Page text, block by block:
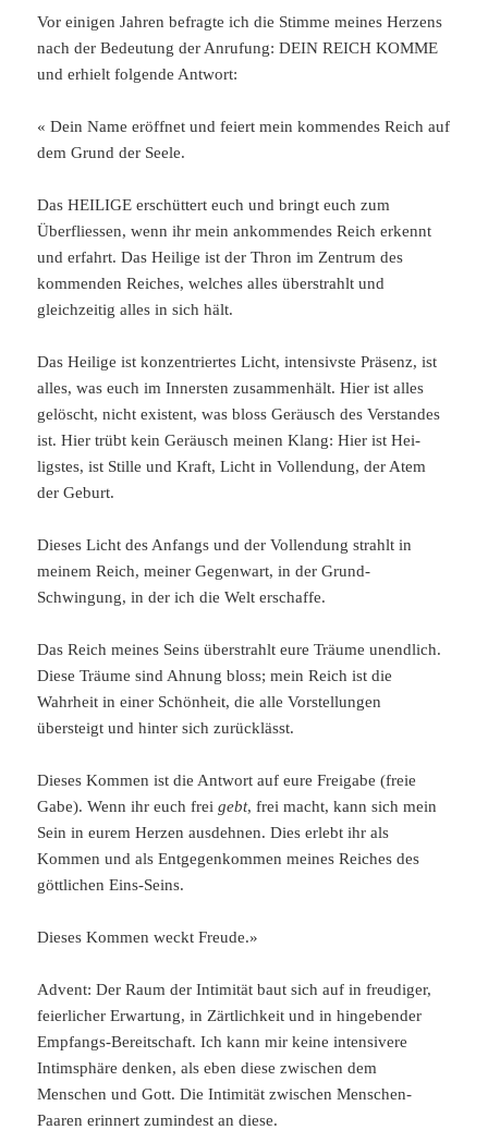
Vor einigen Jahren befragte ich die Stimme meines Herzens
nach der Bedeutung der Anrufung: DEIN REICH KOMME
und erhielt folgende Antwort:
« Dein Name eröffnet und feiert mein kommendes Reich auf
dem Grund der See­le.
Das HEILIGE erschüttert euch und bringt euch zum
Überfliessen, wenn ihr mein ankommendes Reich erkennt
und erfahrt. Das Heilige ist der Thron im Zentrum des
kommenden Reiches, welches alles überstrahlt und
gleichzeitig alles in sich hält.
Das Heilige ist konzentriertes Licht, intensivste Präsenz, ist
alles, was euch im Innersten zusammenhält. Hier ist alles
gelöscht, nicht existent, was bloss Ge­räusch des Verstandes
ist. Hier trübt kein Geräusch meinen Klang: Hier ist Hei­
ligstes, ist Stille und Kraft, Licht in Vollendung, der Atem
der Geburt.
Dieses Licht des Anfangs und der Vollendung strahlt in
meinem Reich, meiner Gegenwart, in der Grund-
Schwingung, in der ich die Welt erschaffe.
Das Reich meines Seins überstrahlt eure Träume unendlich.
Diese Träume sind Ahnung bloss; mein Reich ist die
Wahrheit in einer Schönheit, die alle Vorstel­lungen
übersteigt und hinter sich zurücklässt.
Dieses Kommen ist die Antwort auf eure Freigabe (freie
Gabe). Wenn ihr euch freigebt, frei macht, kann sich mein
Sein in eurem Herzen ausdehnen. Dies er­lebt ihr als
Kommen und als Entgegenkommen meines Reiches des
göttlichen Eins-Seins.
Dieses Kommen weckt Freude.»
Advent: Der Raum der Intimität baut sich auf in freudiger,
feierlicher Erwartung, in Zärtlichkeit und in hingebender
Empfangs-Bereitschaft. Ich kann mir keine intensivere
Intimsphäre denken, als eben diese zwischen dem
Menschen und Gott. Die Intimität zwischen Menschen-
Paaren erinnert zumindest an diese.